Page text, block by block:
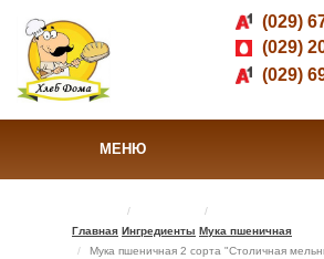
(029)
(029)
(029)
МЕНЮ
Главная Ингредиенты Мука пшеничная
Мука пшеничная 2 сорта "Столичная